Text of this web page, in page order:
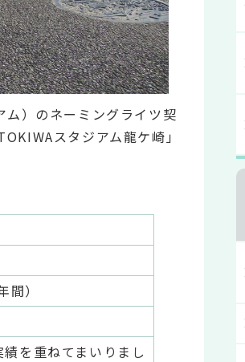
ム）のネーミングライツ契
スタジアム龍ケ崎」
）
を重ねてまいりまし